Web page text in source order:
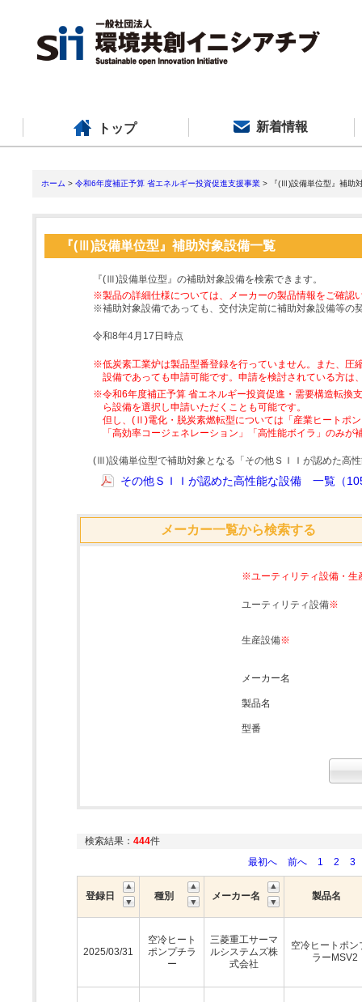
トップ 新着情報
ホーム > 令和6年度補正予算 省エネルギー投資促進支援事業 > 『(Ⅲ)設備単位型』補助
『(Ⅲ)設備単位型』補助対象設備一覧
『(Ⅲ)設備単位型』の補助対象設備を検索できます。
※製品の詳細仕様については、メーカーの製品情報をご確認
※補助対象設備であっても、交付決定前に補助対象設備等の
令和8年4月17日時点
※低炭素工業炉は製品型番登録を行っていません。また、圧
設備であっても申請可能です。申請を検討されている方は
※令和6年度補正予算 省エネルギー投資促進・需要構造転
ら設備を選択し申請いただくことも可能です。
但し、(Ⅱ)電化・脱炭素燃転型については「産業ヒートポ
「高効率コージェネレーション」「高性能ボイラ」のみが
(Ⅲ)設備単位型で補助対象となる「その他ＳＩＩが認めた高
その他ＳＩＩが認めた高性能な設備 一覧（
メーカー一覧から検索する
※ユーティリティ設備・生
ユーティリティ設備※
生産設備※
メーカー名
製品名
型番
検索結果： 444件
最初へ
前へ 1 2 3
登録日 種別 メーカー名 製品名
2025/03/31
空冷ヒート
ポンプチラ
ー
三菱重工サーマ
ルシステムズ株
式会社
空冷ヒートポン
ラーMSV2